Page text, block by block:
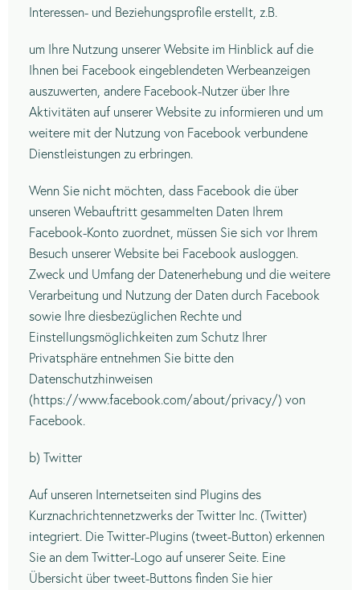
Interessen- und Beziehungsprofile erstellt, z.B.
um Ihre Nutzung unserer Website im Hinblick auf die
Ihnen bei Facebook eingeblendeten Werbeanzeigen
auszuwerten, andere Facebook-Nutzer über Ihre
Aktivitäten auf unserer Website zu informieren und um
weitere mit der Nutzung von Facebook verbundene
Dienstleistungen zu erbringen.
Wenn Sie nicht möchten, dass Facebook die über
unseren Webauftritt gesammelten Daten Ihrem
Facebook-Konto zuordnet, müssen Sie sich vor Ihrem
Besuch unserer Website bei Facebook ausloggen.
Zweck und Umfang der Datenerhebung und die weitere
Verarbeitung und Nutzung der Daten durch Facebook
sowie Ihre diesbezüglichen Rechte und
Einstellungsmöglichkeiten zum Schutz Ihrer
Privatsphäre entnehmen Sie bitte den
Datenschutzhinweisen
(https://www.facebook.com/about/privacy/) von
Facebook.
b) Twitter
Auf unseren Internetseiten sind Plugins des
Kurznachrichtennetzwerks der Twitter Inc. (Twitter)
integriert. Die Twitter-Plugins (tweet-Button) erkennen
Sie an dem Twitter-Logo auf unserer Seite. Eine
Übersicht über tweet-Buttons finden Sie hier